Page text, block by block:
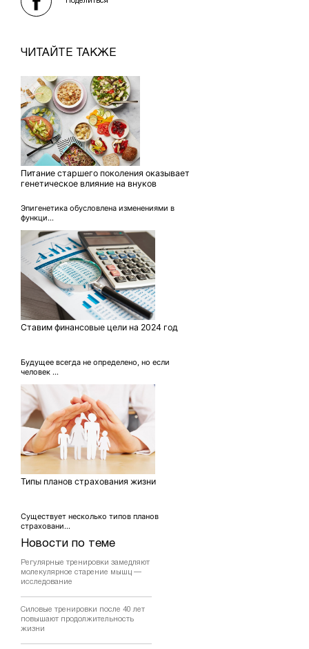
Новости по теме
Регулярные тренировки замедляют
молекулярное старение мышц —
исследование
Силовые тренировки после 40 лет
повышают продолжительность
жизни
ЧИТАЙТЕ ТАКЖЕ
Питание старшего поколения оказывает
генетическое влияние на внуков
Эпигенетика обусловлена изменениями в
функци...
Ставим финансовые цели на 2024 год
Будущее всегда не определено, но если
человек ...
Типы планов страхования жизни
Существует несколько типов планов
страховани...